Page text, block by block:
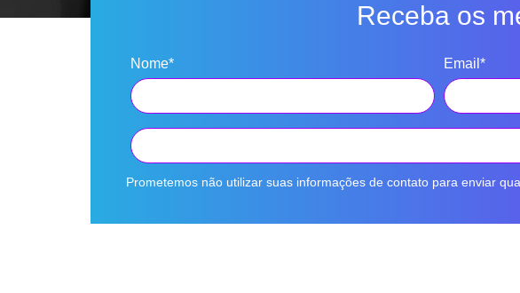
Receba os
Nome* Email*
Prometemos não utilizar suas informações de contato para enviar